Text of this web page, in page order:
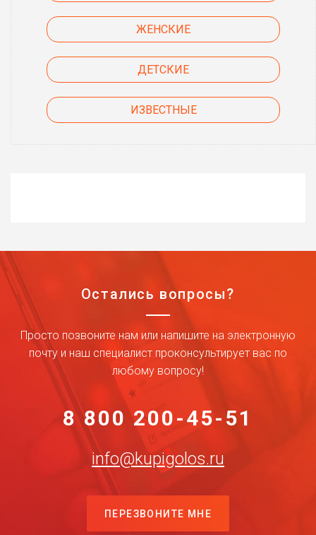
ЖЕНСКИЕ
ДЕТСКИЕ
ИЗВЕСТНЫЕ
Остались вопросы?
Просто позвоните нам или напишите на электронную
почту и наш специалист проконсультирует вас по
любому вопросу!
8 800 200-45-51
info@kupigolos.ru
ПЕРЕЗВОНИТЕ МНЕ